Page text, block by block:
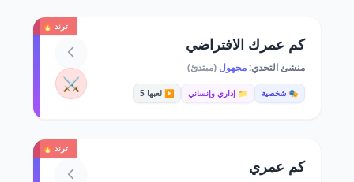
ترند 🔥
كم عمرك الافتراضي
منشئ التحدي:مجهول (مبتدئ)
🎭 شخصية 📁 إداري وإنساني ▶️ لعبها 5 ⚔️
ترند 🔥
كم عمري